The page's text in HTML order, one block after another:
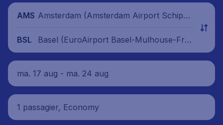
AMS Amsterdam (Amsterdam Airport Schipho
BSL
Basel (EuroAirport Basel-Mulhouse-Frei
burg), Zwitserland
ma. 17 aug - ma. 24 aug
1 passagier, Economy